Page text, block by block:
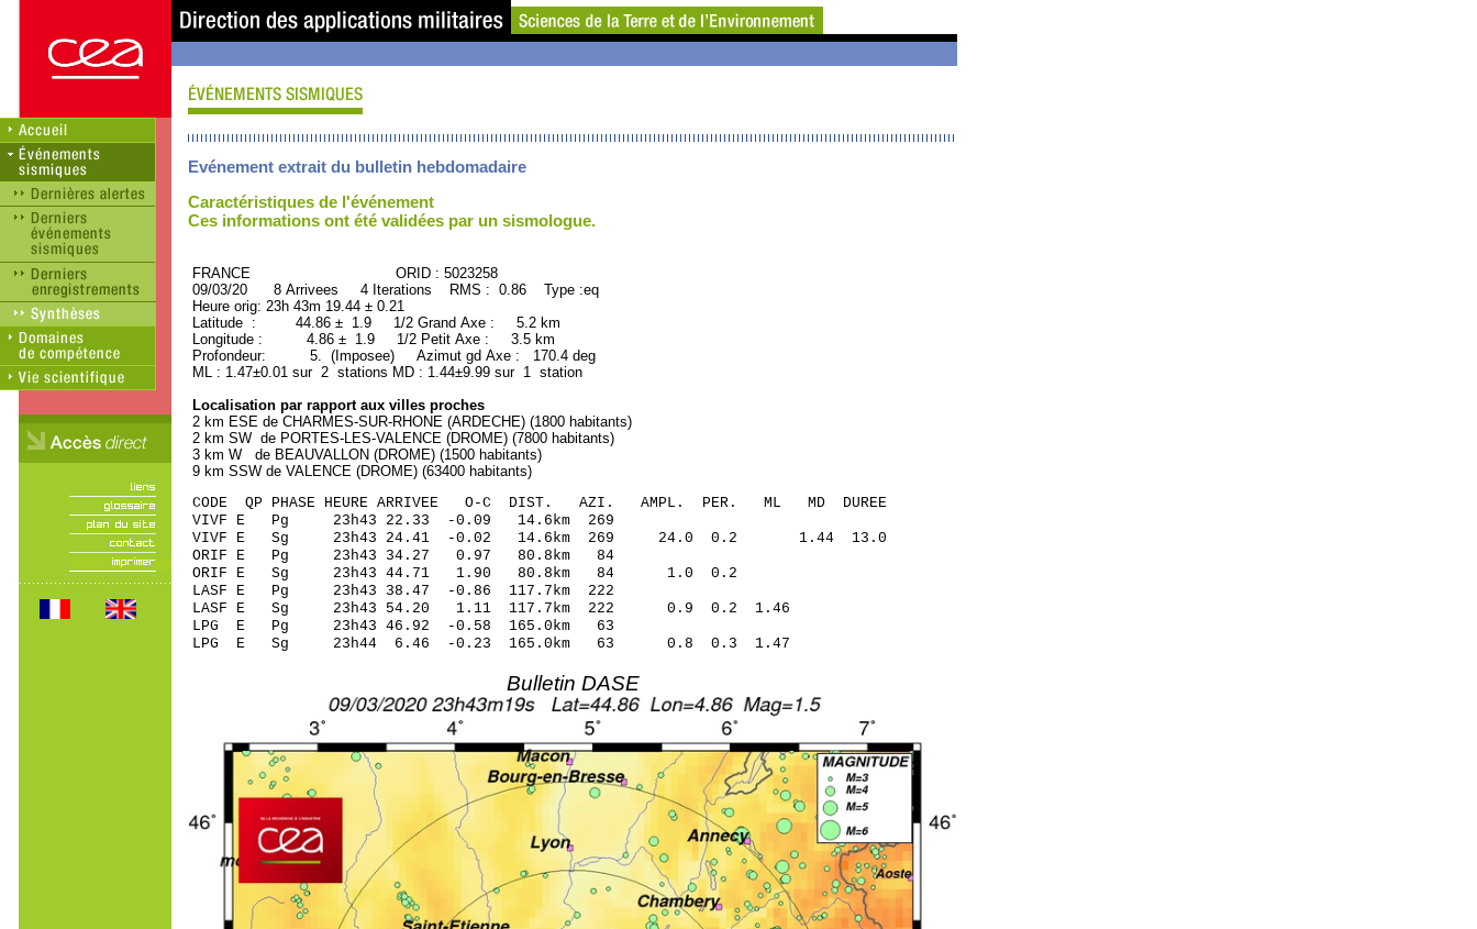
Evénement extrait du bulletin hebdomadaire
Caractéristiques de l'événement
Ces informations ont été validées par un sismologue.
FRANCE ORID : 5023258
09/03/20 8 Arrivees 4 Iterations RMS : 0.86 Type :eq
Heure orig: 23h 43m 19.44 ± 0.21
Latitude : 44.86 ± 1.9 1/2 Grand Axe : 5.2 km
Longitude : 4.86 ± 1.9 1/2 Petit Axe : 3.5 km
Profondeur: 5. (Imposee) Azimut gd Axe : 170.4 deg
ML : 1.47±0.01 sur 2 stations MD : 1.44±9.99 sur 1 station
Localisation par rapport aux villes proches
2 km ESE de CHARMES-SUR-RHONE (ARDECHE) (1800 habitants)
2 km SW de PORTES-LES-VALENCE (DROME) (7800 habitants)
3 km W de BEAUVALLON (DROME) (1500 habitants)
9 km SSW de VALENCE (DROME) (63400 habitants)
CODE QP PHASE HEURE ARRIVEE O-C DIST. AZI. AMPL. PER. ML MD DUREE
VIVF E Pg 23h43 22.33 -0.09 14.6km 269
VIVF E Sg 23h43 24.41 -0.02 14.6km 269 24.0 0.2 1.44 13.0
ORIF E Pg 23h43 34.27 0.97 80.8km 84
ORIF E Sg 23h43 44.71 1.90 80.8km 84 1.0 0.2
LASF E Pg 23h43 38.47 -0.86 117.7km 222
LASF E Sg 23h43 54.20 1.11 117.7km 222 0.9 0.2 1.46
LPG E Pg 23h43 46.92 -0.58 165.0km 63
LPG E Sg 23h44 6.46 -0.23 165.0km 63 0.8 0.3 1.47
Bulletin DASE